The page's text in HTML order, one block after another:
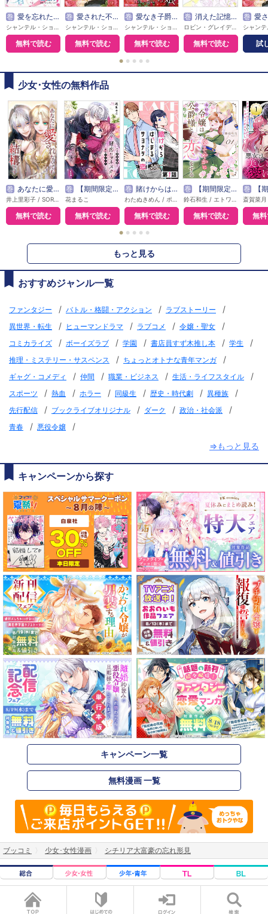
巻 愛を忘れた億万長者【分冊】
無料で読む
巻 愛された不思議【分冊】
無料で読む
巻 愛なき子爵と床磨きの娘【分冊】
無料で読む
巻 消えた記憶と愛の絆【分冊】
無料で読む
巻 愛さ
試
● ● ● ● ●
少女･女性の無料作品
巻 あなたに愛されなくても結構です【タテヨミ】
無料で読む
巻 【期間限定無料】賭恋ロマネスク～大正悪役令嬢と最狂マフィア
花まるこ
無料で読む
巻 賭けからはじまるサヨナラの恋【単話版】
無料で読む
巻 【期間限定無料】本好き令嬢は敏腕公爵様とひそやかに恋をする
無料で読む
巻 【期間限定無
無
● ● ● ● ●
もっと見る
おすすめジャンル一覧
ファンタジー / バトル・格闘・アクション / ラブストーリー /
異世界・転生 / ヒューマンドラマ / ラブコメ / 令嬢・聖女 /
コミカライズ / ボーイズラブ / 学園 / 書店員すず木推し本 / 学生 /
推理・ミステリー・サスペンス / ちょっとオトナな青年マンガ /
ギャグ・コメディ / 仲間 / 職業・ビジネス / 生活・ライフスタイル /
スポーツ / 熱血 / ホラー / 同級生 / 歴史・時代劇 / 異種族 /
先行配信 / ブックライブオリジナル / ダーク / 政治・社会派 /
青春 / 悪役令嬢
/
⇒もっと見る
キャンペーンから探す
キャンペーン一覧
無料漫画 一覧
ブッコミ 少女･女性漫画 シチリア大富豪の忘れ形見